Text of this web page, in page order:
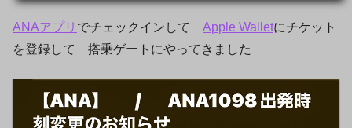
ANAアプリ でチェックインして Apple Walletにチケット
を登録して 搭乗ゲートにやってきました